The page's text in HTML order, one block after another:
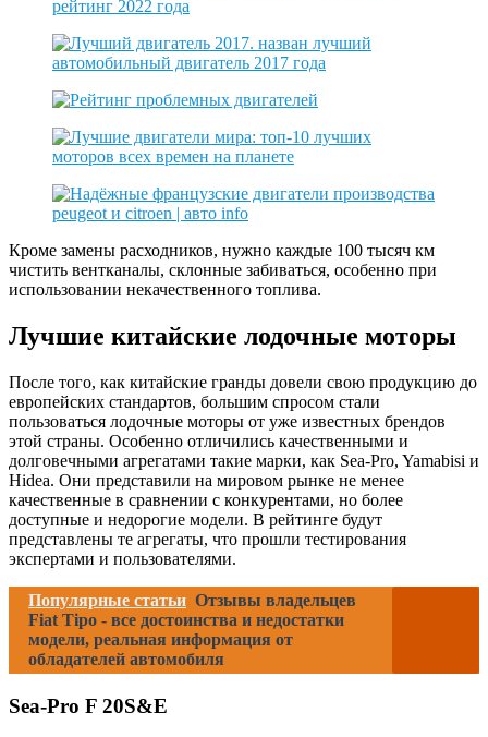
Кроме замены расходников, нужно каждые 100 тысяч км
чистить вентканалы, склонные забиваться, особенно при
использовании некачественного топлива.
Лучшие китайские лодочные моторы
После того, как китайские гранды довели свою продукцию до
европейских стандартов, большим спросом стали
пользоваться лодочные моторы от уже известных брендов
этой страны. Особенно отличились качественными и
долговечными агрегатами такие марки, как Sea-Pro, Yamabisi и
Hidea. Они представили на мировом рынке не менее
качественные в сравнении с конкурентами, но более
доступные и недорогие модели. В рейтинге будут
представлены те агрегаты, что прошли тестирования
экспертами и пользователями.
Популярные статьи Отзывы владельцев
Fiat Tipo - все достоинства и недостатки
модели, реальная информация от
обладателей автомобиля
Sea-Pro F 20S&E